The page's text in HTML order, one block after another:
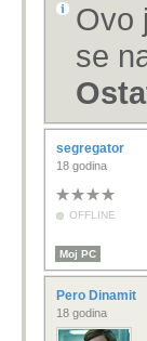
Ovo
se
segregator
18 godina
OFFLINE
Moj PC
Pero Dinamit
18 godina